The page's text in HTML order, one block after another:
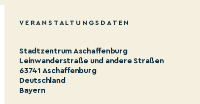
VERANSTALTUNGSDATEN
Stadtzentrum Aschaffenburg
Leinwanderstraße und andere Straßen
63741 Aschaffenburg
Deutschland
Bayern